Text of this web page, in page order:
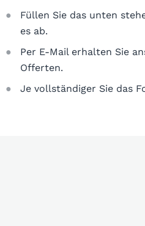
Füllen Sie das unten
es ab.
Per E-Mail erhalten Sie
Offerten.
Je vollständiger Sie das